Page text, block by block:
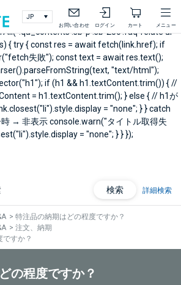
async () => { // 製
const links =
.sb-p .sb-25c .faq-relate ul
{ try { const res = await fetch(link.href); if
失敗"); const text = await res.text();
"text/html");
if (h1 && h1.textContent.trim()) { //
= h1.textContent.trim(); } else { // h1が
= "none"; } } catch
→ 非表示 console.warn("タイトル取得失
= "none"; } } });
お問い合わせ ログイン カート メニュー
検索 詳細検索
> 特注品の納期はどの程度ですか？
> 注文、納期
すか？
の程度ですか？